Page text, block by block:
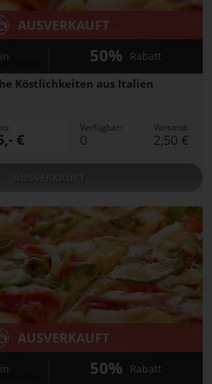
Köstlichkeiten aus Italien
AUSVERKAUFT
50% Rabatt
€
Verfügbar:
0
Versand:
2,50 €
AUSVERKAUFT
50% Rabatt